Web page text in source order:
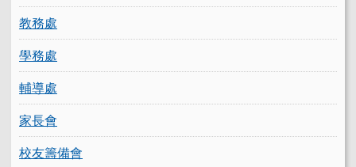
教務處
學務處
輔導處
家長會
校友籌備會